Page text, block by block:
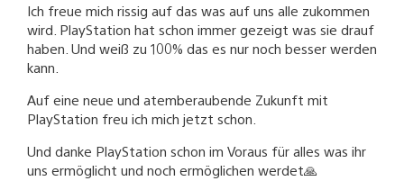
Ich freue mich rissig auf das was auf uns alle zukommen
wird. PlayStation hat schon immer gezeigt was sie drauf
haben. Und weiß zu 100% das es nur noch besser werden
kann.
Auf eine neue und atemberaubende Zukunft mit
PlayStation freu ich mich jetzt schon.
Und danke PlayStation schon im Voraus für alles was ihr
uns ermöglicht und noch ermöglichen werdet🙏